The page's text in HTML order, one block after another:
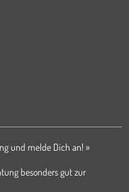
und melde Dich an! »
besonders gut zur